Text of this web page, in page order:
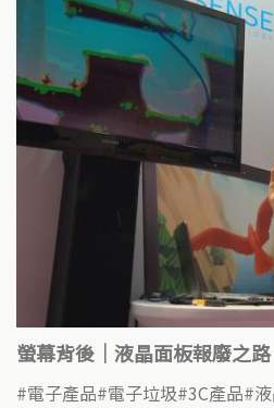
螢幕背後｜液晶面板報廢之路
電子產品 電子垃圾 3C產品